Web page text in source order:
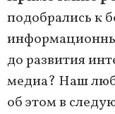
подобрались к
до развития
медиа? Наш
об этом в